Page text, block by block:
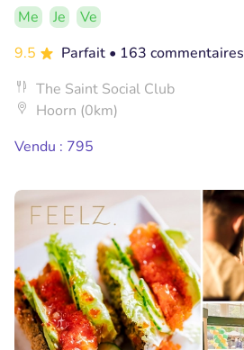
Me Je
Ve
9.5
Parfait • 163 commentaires
The Saint Social Club
Hoorn (0km)
Vendu : 795